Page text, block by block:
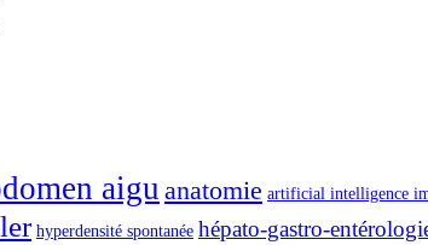
aigu anatomie artificial intelligence
hyperdensité spontanée hépato-gastro-